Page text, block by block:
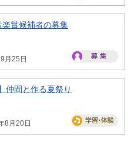
賞候補者の募集
月25日
仲間と作る夏祭り
8月20日